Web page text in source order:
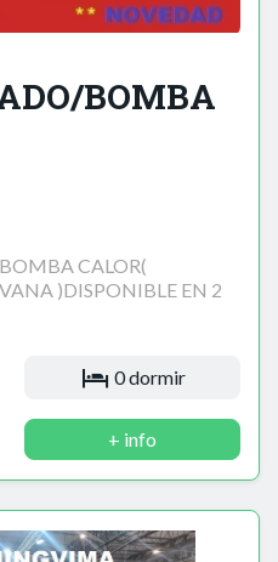
BOMBA
CALOR(
)DISPONIBLE EN 2
0 dormir
+ info